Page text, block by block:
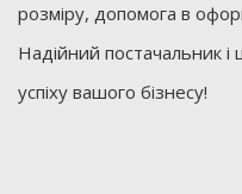
розміру, допомога в
Надійний постачальник і
успіху вашого бізнесу!